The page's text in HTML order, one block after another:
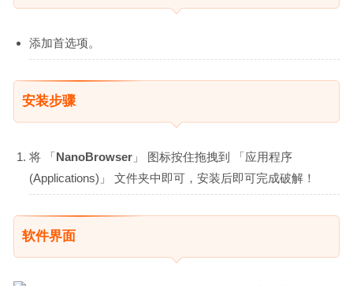
添加首选项。
安装步骤
将 「NanoBrowser 」 图标按住拖拽到 「应用程序
(Applications)」 文件夹中即可，安装后即可完成破解！
软件界面